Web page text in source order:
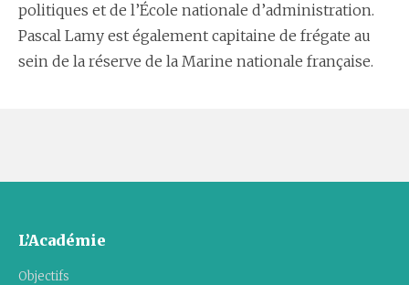
politiques et de l’École nationale d’administration.
Pascal Lamy est également capitaine de frégate au
sein de la réserve de la Marine nationale française.
L’Académie
Objectifs